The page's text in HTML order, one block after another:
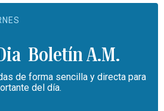
Boletín A.M.
de forma sencilla y directa para
del día.